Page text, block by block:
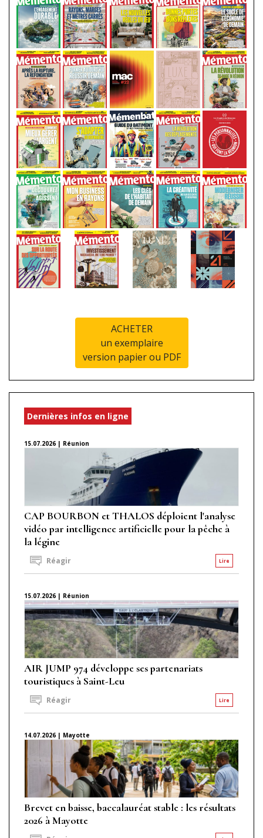
ACHETER
un exemplaire
version papier ou PDF
Dernières infos en ligne
15.07.2026 | Réunion
CAP BOURBON et THALOS déploient l'analyse
vidéo par intelligence artificielle pour la pêche à
la légine
Lire
Réagir
15.07.2026 | Réunion
AIR JUMP 974 développe ses partenariats
touristiques à Saint-Leu
Lire
Réagir
14.07.2026 | Mayotte
Brevet en baisse, baccalauréat stable : les résultats
2026 à Mayotte